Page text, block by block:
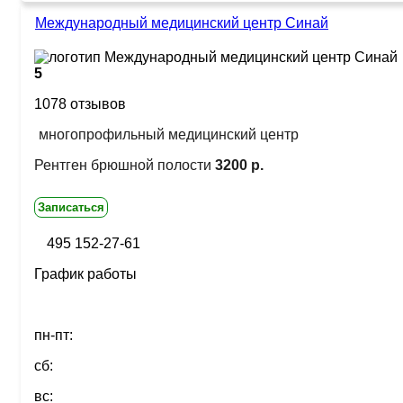
Международный медицинский центр Синай
5
1078 отзывов
многопрофильный медицинский центр
Рентген брюшной полости 3200 р.
Записаться
495 152-27-61
График работы
пн-пт:
сб:
вс: